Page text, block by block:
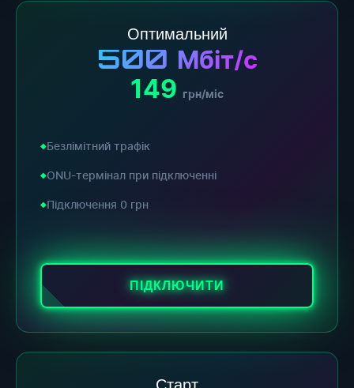
Оптимальний
500 Мбіт/с
149 грн/міс
Безлімітний трафік
ONU-термінал при підключенні
Підключення 0 грн
ПІДКЛЮЧИТИ